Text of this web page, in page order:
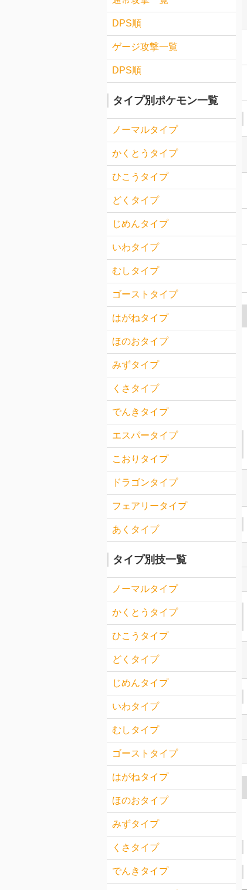
DPS順
ゲージ攻撃一覧
DPS順
タイプ別ポケモン一覧
ノーマルタイプ
かくとうタイプ
ひこうタイプ
どくタイプ
じめんタイプ
いわタイプ
むしタイプ
ゴーストタイプ
はがねタイプ
ほのおタイプ
みずタイプ
くさタイプ
でんきタイプ
エスパータイプ
こおりタイプ
ドラゴンタイプ
フェアリータイプ
あくタイプ
タイプ別技一覧
ノーマルタイプ
かくとうタイプ
ひこうタイプ
どくタイプ
じめんタイプ
いわタイプ
むしタイプ
ゴーストタイプ
はがねタイプ
ほのおタイプ
みずタイプ
くさタイプ
でんきタイプ